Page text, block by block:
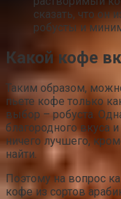
сказать, что он
робусты и
Какой кофе
Таким образом,
пьете кофе только
выбор – робуста.
благородного вкуса
ничего лучшего,
найти.
Поэтому на вопрос
кофе из сортов